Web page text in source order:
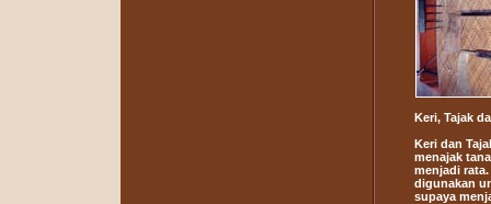
Keri, Tajak
Keri dan
menajak
menjadi
digunakan
supaya